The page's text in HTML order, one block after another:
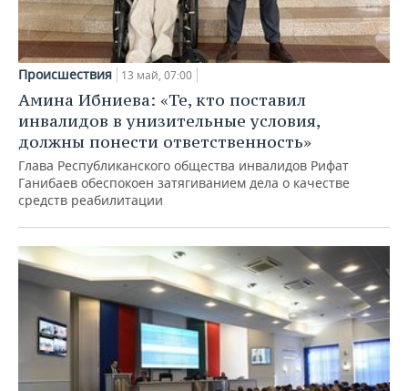
Происшествия 13 май, 07:00
Амина Ибниева: «Те, кто поставил
инвалидов в унизительные условия,
должны понести ответственность»
Глава Республиканского общества инвалидов Рифат
Ганибаев обеспокоен затягиванием дела о качестве
средств реабилитации